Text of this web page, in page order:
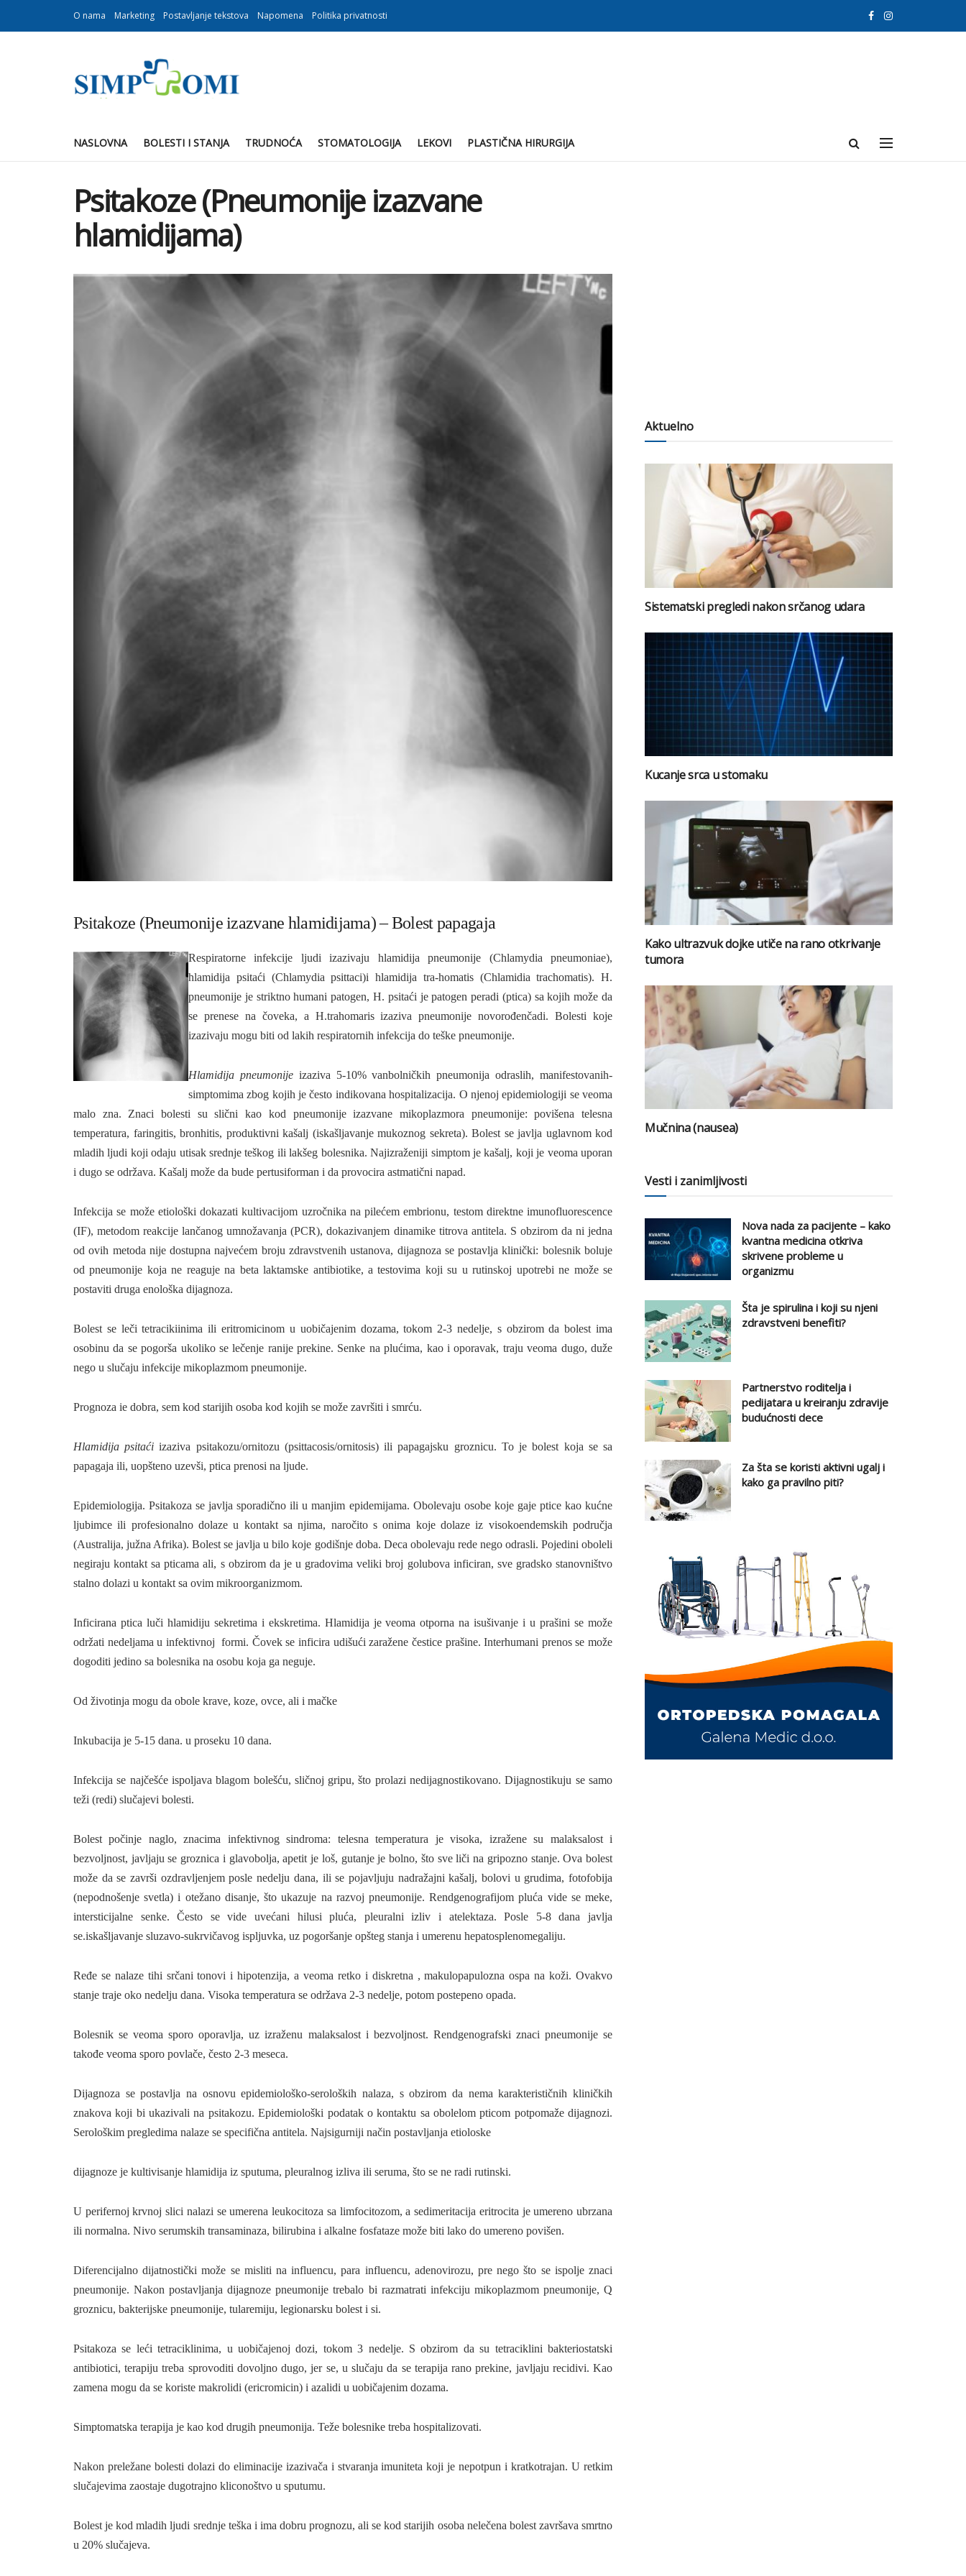
O nama Marketing Postavljanje tekstova Napomena Politika privatnosti
NASLOVNA BOLESTI I STANJA TRUDNOĆA STOMATOLOGIJA LEKOVI PLASTIČNA HIRURGIJA
Psitakoze (Pneumonije izazvane
hlamidijama)
Psitakoze (Pneumonije izazvane hlamidijama) – Bolest papagaja
Respiratorne infekcije ljudi izazivaju hlamidija pneumonije (Chlamydia pneumoniae),
hlamidija psitaći (Chlamydia psittaci)i hlamidija tra-homatis (Chlamidia trachomatis). H.
pneumoni­je je striktno humani patogen, H. psitaći je pato­gen peradi (ptica) sa kojih može da
se prenese na čoveka, a H.trahomaris izaziva pneumonije novo­rođenčadi. Bolesti koje
izazivaju mogu biti od lakih respiratornih infekcija do teške pneumonije.
Hlamidija pneumonijeizaziva 5-10% vanbolničkih pneumonija odraslih, manifestovanih-
simptomima zbog kojih je često indikovana hos­pitalizacija. O njenoj epidemiologiji se veoma
malo zna. Znaci bolesti su slični kao kod pneu­monije izazvane mikoplazmora pneumonije: povišena telesna
temperatura, faringitis, bronhitis, produktivni kašalj (iskašljavanje mukoznog sekreta). Bolest se javlja uglavnom kod
mladih ljudi koji odaju utisak srednje teškog ili lakšeg bolesnika. Najizraženiji simptom je kašalj, koji je veoma uporan
i dugo se održava. Kašalj može da bude pertusiforman i da provocira astmatični napad.
Infekcija se može etiološki dokazati kultivaci­jom uzročnika na pilećem embrionu, testom direk­tne imunofluorescence
(IF), metodom reakcije lančanog umnožavanja (PCR), dokazivanjem dinamike titrova antitela. S obzirom da ni jedna
od ovih metoda nije dos­tupna najvećem broju zdravstvenih ustanova, dijagnoza se postavlja klinički: bolesnik boluje
od pneumonije koja ne reaguje na beta laktamske antibiotike, a testovima koji su u rutinskoj upotre­bi ne može se
postaviti druga enološka dijagnoza.
Bolest se leči tetracikiinima ili eritromicinom u uobičajenim dozama, tokom 2-3 nedelje, s obzirom da bolest ima
osobinu da se pogorša ukoliko se lečenje ranije prekine. Senke na plućima, kao i oporavak, traju veoma dugo, duže
nego u slučaju infekcije mikoplazmom pneumonije.
Prognoza ie dobra, sem kod stari­jih osoba kod kojih se može završiti i smrću.
Hlamidija psitaći izaziva psitakozu/ornitozu (psittacosis/ornitosis) ili papagajsku groznicu. To je bolest koja se sa
papagaja ili, uopšteno uzevši, ptica prenosi na ljude.
Epidemiologija. Psitakoza se javlja spora­dično ili u manjim epidemijama. Obolevaju osobe koje gaje ptice kao kućne
ljubimce ili profesionalno dolaze u kontakt sa njima, naročito s onima koje dolaze iz visokoendemskih područja
(Australija, južna Afrika). Bolest se javlja u bilo koje godišnje doba. Deca obolevaju rede nego odrasli. Pojedini oboleli
negiraju kontakt sa ptica­ma ali, s obzirom da je u gradovima veliki broj golubova inficiran, sve gradsko stanovništvo
stal­no dolazi u kontakt sa ovim mikroorganizmom.
Inficirana ptica luči hlamidiju sekretima i ekskretima. Hlamidija je veoma otporna na isušivanje i u prašini se može
održati nedeljama u infektivnoj formi. Čovek se inficira udišući zaražene čestice prašine. Interhumani prenos se može
dogoditi jedino sa bolesnika na osobu koja ga neguje.
Od životinja mogu da obole krave, koze, ovce, ali i mačke
Inkubacija je 5-15 dana. u proseku 10 dana.
Infekcija se najčešće ispoljava blagom bolešću, sličnoj gripu, što prolazi nedijagnostikovano. Dijagnostikuju se samo
teži (redi) slučajevi bolesti.
Bolest počinje naglo, znacima infektivnog sindroma: telesna temperatura je visoka, izražene su malaksalost i
bezvoljnost, javljaju se groznica i glavobolja, apetit je loš, gutanje je bolno, što sve liči na gripozno stanje. Ova bolest
može da se završi ozdravljenjem posle nedelju dana, ili se pojavljuju nadražajni kašalj, bolovi u grudima, fotofobija
(nepodnošenje svetla) i otežano disanje, što ukazuje na razvoj pneumonije. Rendgenografijom pluća vide se meke,
intersticijalne senke. Često se vide uvećani hilusi pluća, pleuralni izliv i atelektaza. Posle 5-8 dana javlja
se.iskašljavanje sluzavo-sukrvičavog ispljuvka, uz pogoršanje opšteg stanja i umerenu hepatosplenomegaliju.
Ređe se nalaze tihi srčani tonovi i hipotenzija, a veoma retko i diskretna , makulopapulozna ospa na koži. Ovakvo
stanje traje oko nedelju dana. Visoka temperatura se održava 2-3 nedelje, potom postepeno opada.
Bolesnik se veoma sporo oporavlja, uz izraženu malaksalost i bezvoljnost. Rendgenografski znaci pneumonije se
takođe veoma sporo povlače, često 2-3 meseca.
Dijagnoza se postavlja na osnovu epidemiološko-seroloških nalaza, s obzirom da nema karakterističnih kliničkih
znakova koji bi ukazivali na psitakozu. Epidemiološki podatak o kontaktu sa obolelom pticom potpomaže dijag­nozi.
Serološkim pregledima nalaze se specifična antitela. Najsigurniji način postavljanja etioloske
dijagnoze je kultivisanje hlamidija iz sputuma, pleuralnog izliva ili seruma, što se ne radi rutinski.
U perifernoj krvnoj slici nalazi se umerena leukocitoza sa limfocitozom, a sedimeritacija eritrocita je umereno ubrzana
ili normalna. Nivo serumskih transaminaza, bilirubina i alkalne fosfataze može biti lako do umereno povišen.
Diferencijalno dijatnostički može se misliti na influencu, para influencu, adenovirozu, pre nego što se ispolje znaci
pneumonije. Nakon postavljanja dijagnoze pneumonije trebalo bi raz­matrati infekciju mikoplazmom pneumonije, Q
groznicu, bakterijske pneumonije, tularemiju, legionarsku bolest i si.
Psitakoza se leći tetraciklinima, u uobičajenoj dozi, tokom 3 nedelje. S obzirom da su tetraciklini bakteriostatski
antibiotici, terapiju treba sprovoditi dovoljno dugo, jer se, u slučaju da se te­rapija rano prekine, javljaju recidivi. Kao
zamena mogu da se koriste makrolidi (ericromicin) i azalidi u uobičajenim dozama.
Simptomatska terapija je kao kod drugih pneumonija. Teže bolesnike treba hospitalizovati.
Nakon preležane bolesti dolazi do eliminacije izazivača i stvaranja imuniteta koji je nepotpun i kratkotrajan. U retkim
slučajevima zaostaje dugotrajno kliconoštvo u sputumu.
Bolest je kod mladih ljudi srednje teška i ima dobru prognozu, ali se kod starijih osoba nelečena bolest završava smrtno
u 20% slučajeva.
Aktuelno
Sistematski pregledi nakon srčanog udara
Kucanje srca u stomaku
Kako ultrazvuk dojke utiče na rano otkrivanje
tumora
Mučnina (nausea)
Vesti i zanimljivosti
Nova nada za pacijente – kako
kvantna medicina otkriva
skrivene probleme u
organizmu
Šta je spirulina i koji su njeni
zdravstveni benefiti?
Partnerstvo roditelja i
pedijatara u kreiranju zdravije
budućnosti dece
Za šta se koristi aktivni ugalj i
kako ga pravilno piti?